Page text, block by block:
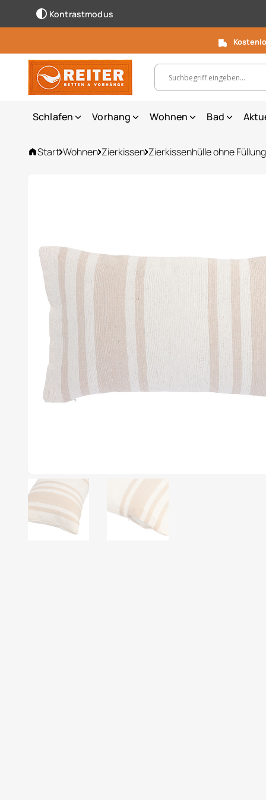
Kontrastmodus
Suchbegriff, Artikelnummer ...
Schlafen Vorhang Wohnen Bad
Start Wohnen Zierkissen Zierkissenhülle ohne Füllung